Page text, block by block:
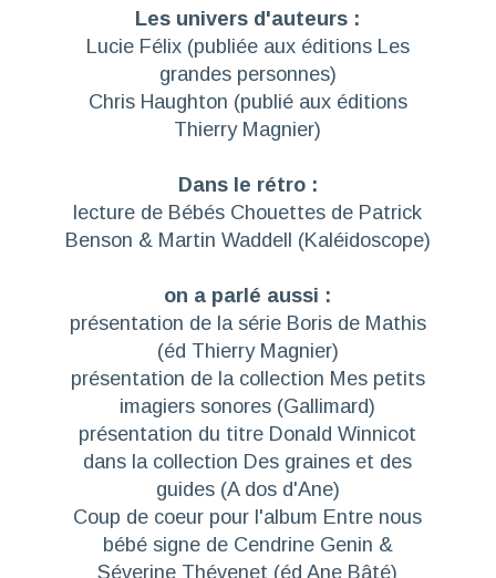
Les univers d'auteurs :
Lucie Félix (publiée aux éditions Les
grandes personnes)
Chris Haughton (publié aux éditions
Thierry Magnier)
Dans le rétro :
lecture de Bébés Chouettes de Patrick
Benson & Martin Waddell (Kaléidoscope)
on a parlé aussi :
présentation de la série Boris de Mathis
(éd Thierry Magnier)
présentation de la collection Mes petits
imagiers sonores (Gallimard)
présentation du titre Donald Winnicot
dans la collection Des graines et des
guides (A dos d'Ane)
Coup de coeur pour l'album Entre nous
bébé signede Cendrine Genin &
Séverine Thévenet (éd Ane Bâté)